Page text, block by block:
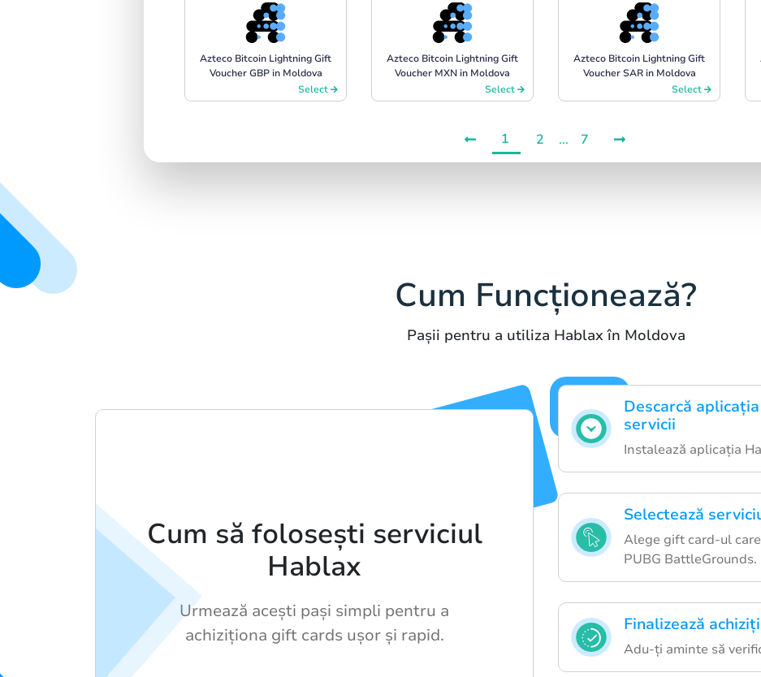
Azteco Bitcoin Lightning Gift
Voucher GBP in Moldova
Select
Azteco Bitcoin Lightning Gift
Voucher MXN in Moldova
Select
Azteco Bitcoin Lightning Gift
Voucher SAR in Moldova
Select
1 2 ... 7
Cum Funcționează?
Pașii pentru a utiliza Hablax în Moldova
Descarcă
servicii
Instalează aplicația
Selectează
Alege gift card-ul
PUBG BattleGrounds.
Finalizează
Adu-ți aminte să
Cum să folosești serviciul
Hablax
Urmează acești pași simpli pentru a
achiziționa gift cards ușor și rapid.